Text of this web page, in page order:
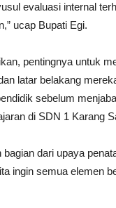
evaluasi internal
ucap Bupati Egi.
pentingnya untuk
latar belakang
sebelum
di SDN 1 Karang
bagian dari upaya
ingin semua elemen